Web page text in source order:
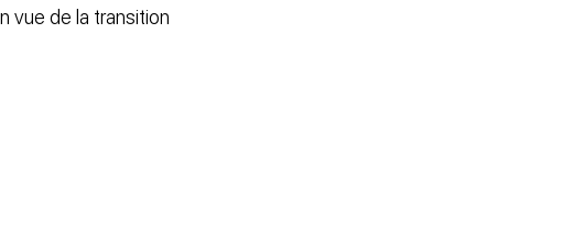
vue de la transition